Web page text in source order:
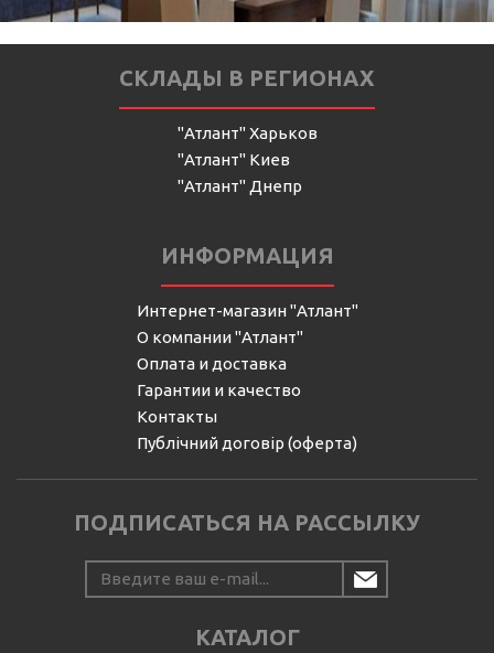
СКЛАДЫ В РЕГИОНАХ
"Атлант" Харьков
"Атлант" Киев
"Атлант" Днепр
ИНФОРМАЦИЯ
Интернет-магазин "Атлант"
О компании "Атлант"
Оплата и доставка
Гарантии и качество
Контакты
Публічний договір (оферта)
ПОДПИСАТЬСЯ НА РАССЫЛКУ
КАТАЛОГ